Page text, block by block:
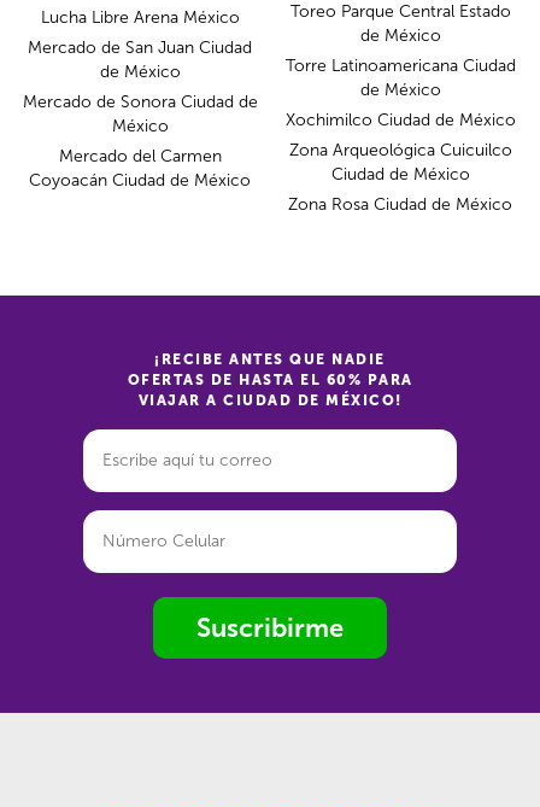
Lucha Libre Arena México
Mercado de San Juan Ciudad
de México
Mercado de Sonora Ciudad de
México
Mercado del Carmen
Coyoacán Ciudad de México
Toreo Parque Central Estado
de México
Torre Latinoamericana Ciudad
de México
Xochimilco Ciudad de México
Zona Arqueológica Cuicuilco
Ciudad de México
Zona Rosa Ciudad de México
¡RECIBE ANTES QUE NADIE
OFERTAS DE HASTA EL 60% PARA
VIAJAR A CIUDAD DE MÉXICO!
Suscribirme